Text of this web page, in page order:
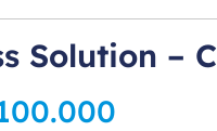
Solution –